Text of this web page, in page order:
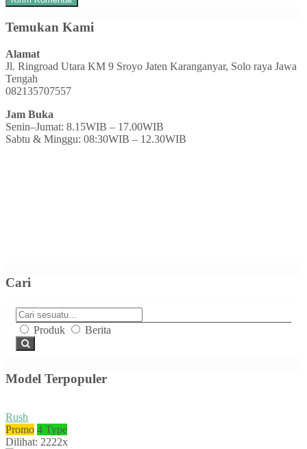
Temukan Kami
Alamat
Jl. Ringroad Utara KM 9 Sroyo Jaten Karanganyar, Solo raya Jawa
Tengah
082135707557
Jam Buka
Senin–Jumat: 8.15WIB – 17.00WIB
Sabtu & Minggu: 08:30WIB – 12.30WIB
Cari
Produk Berita
Model Terpopuler
Rush
Promo 4 Type
Dilihat: 2222x